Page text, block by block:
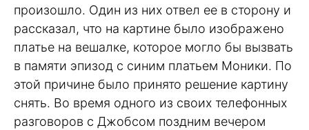
произошло. Один из них отвел ее в сторону и
рассказал, что на картине было изображено
платье на вешалке, которое могло бы вызвать
в памяти эпизод с синим платьем Моники. По
этой причине было принято решение картину
снять. Во время одного из своих телефонных
разговоров с Джобсом поздним вечером